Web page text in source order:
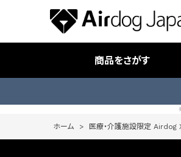
商品をさがす
ホーム > 医療・介護施設限定 Airdog X